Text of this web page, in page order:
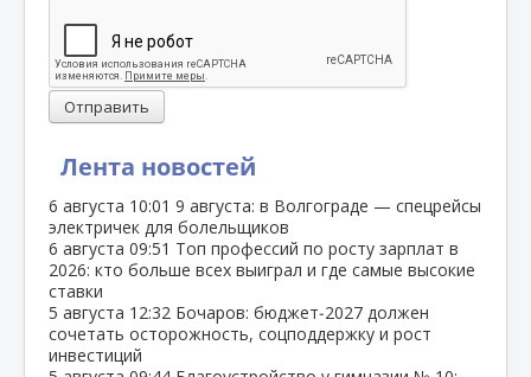
Лента новостей
6 августа 10:01 9 августа: в Волгограде — спецрейсы
электричек для болельщиков
6 августа 09:51 Топ профессий по росту зарплат в
2026: кто больше всех выиграл и где самые высокие
ставки
5 августа 12:32 Бочаров: бюджет‑2027 должен
сочетать осторожность, соцподдержку и рост
инвестиций
Отправить